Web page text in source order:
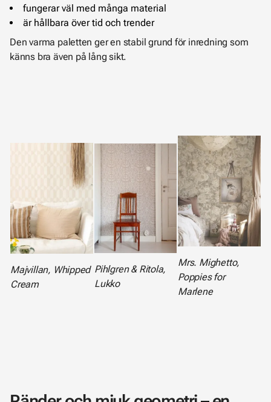
fungerar väl med många material
är hållbara över tid och trender
Den varma paletten ger en stabil grund för inredning som
känns bra även på lång sikt.
Majvillan, Whipped
Cream
Pihlgren & Ritola,
Lukko
Mrs. Mighetto,
Poppies for
Marlene